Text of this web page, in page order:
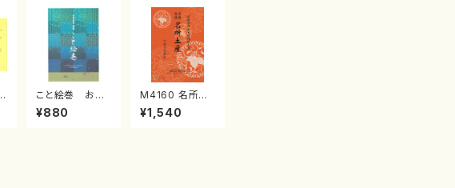
こと絵巻 お江
戸日本橋
¥880
M4160 名所土
産《箏曲楽譜》
（箏/宮城喜代
¥1,540